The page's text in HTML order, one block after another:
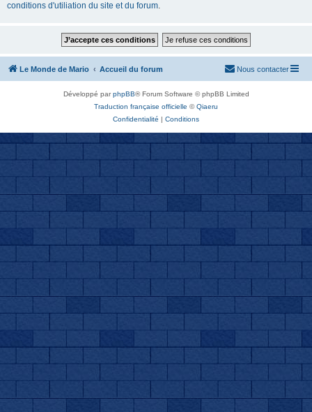
conditions d'utiliation du site et du forum.
Le Monde de Mario Accueil du forum Nous contacter
Développé parphpBB® Forum Software © phpBB Limited
Traduction française officielle ©Qiaeru
Confidentialité | Conditions